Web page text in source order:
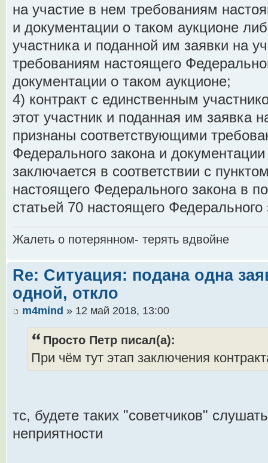
на участие в нем требованиям
и документации о таком аукционе
участника и поданной им заявки на
требованиям настоящего
документации о таком аукционе;
4) контракт с единственным
этот участник и поданная им заявка
признаны соответствующими
Федерального закона и
заключается в соответствии с
настоящего Федерального закона в
статьей 70 настоящего Федерального
Жалеть о потерянном- терять вдвойне
Re: Ситуация: подана одна
одной, откло
m4mind » 12 май 2018, 13:00
Просто Петр писал(а):
При чём тут этап заключения
тс, будете таких "советчиков"
неприятности